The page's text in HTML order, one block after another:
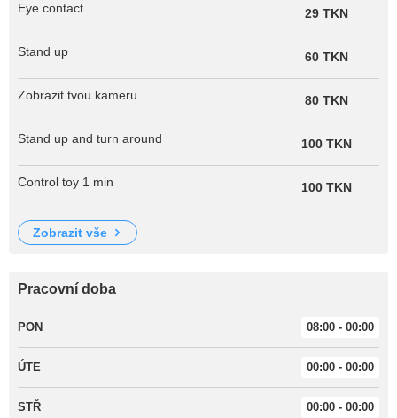
Eye contact 29 TKN
Stand up 60 TKN
Zobrazit tvou kameru 80 TKN
Stand up and turn around 100 TKN
Control toy 1 min 100 TKN
zobrazit vše
Pracovní doba
PON 08:00 - 00:00
ÚTE 00:00 - 00:00
STŘ 00:00 - 00:00